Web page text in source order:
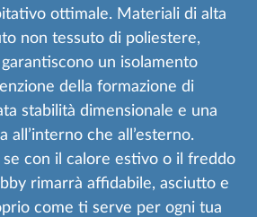
ottimale. Materiali di alta
non tessuto di poliestere,
un isolamento
della formazione di
stabilità dimensionale e una
all’interno che all’esterno.
con il calore estivo o il freddo
rimarrà affidabile, asciutto e
come ti serve per ogni tua